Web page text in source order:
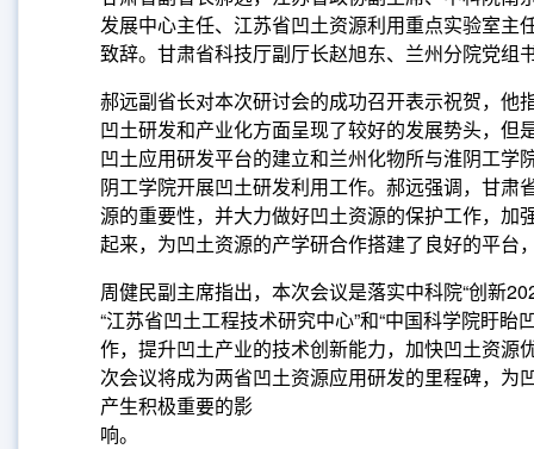
发展中心主任、江苏省凹土资源利用重点实验室
致辞。甘肃省科技厅副厅长赵旭东、兰州分院党
郝远副省长对本次研讨会的成功召开表示祝贺，
凹土研发和产业化方面呈现了较好的发展势头，
凹土应用研发平台的建立和兰州化物所与淮阴工
阴工学院开展凹土研发利用工作。郝远强调，甘
源的重要性，并大力做好凹土资源的保护工作，
起来，为凹土资源的产学研合作搭建了良好的平
周健民副主席指出，本次会议是落实中科院“创新
“江苏省凹土工程技术研究中心”和“中国科学院盱
作，提升凹土产业的技术创新能力，加快凹土资
次会议将成为两省凹土资源应用研发的里程碑，
产生积极重要的影